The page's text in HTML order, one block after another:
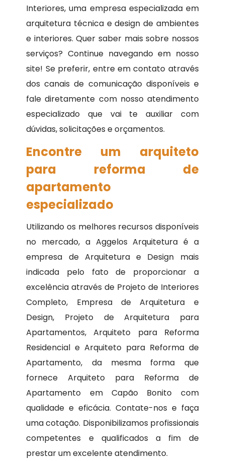
Interiores, uma empresa especializada em
arquitetura técnica e design de ambientes
e interiores. Quer saber mais sobre nossos
serviços? Continue navegando em nosso
site! Se preferir, entre em contato através
dos canais de comunicação disponíveis e
fale diretamente com nosso atendimento
especializado que vai te auxiliar com
dúvidas, solicitações e orçamentos.
Encontre um arquiteto
para reforma de
apartamento
especializado
Utilizando os melhores recursos disponíveis
no mercado, a Aggelos Arquitetura é a
empresa de Arquitetura e Design mais
indicada pelo fato de proporcionar a
excelência através de Projeto de Interiores
Completo, Empresa de Arquitetura e
Design, Projeto de Arquitetura para
Apartamentos, Arquiteto para Reforma
Residencial e Arquiteto para Reforma de
Apartamento, da mesma forma que
fornece Arquiteto para Reforma de
Apartamento em Capão Bonito com
qualidade e eficácia. Contate-nos e faça
uma cotação. Disponibilizamos profissionais
competentes e qualificados a fim de
prestar um excelente atendimento.